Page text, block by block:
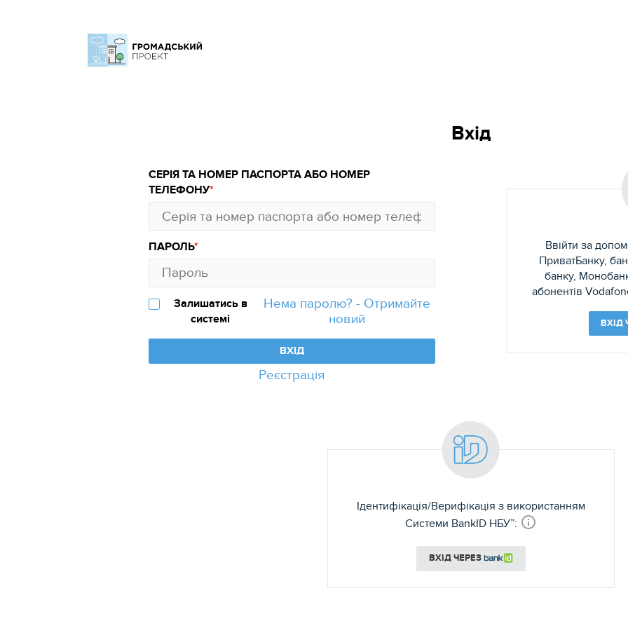
Вхід
СЕРІЯ ТА НОМЕР ПАСПОРТА АБО НОМЕР
ТЕЛЕФОНУ
ПАРОЛЬ
Залишатись в
системi
Нема паролю? - Отримайте
новий
ВХІД
Реєстрація
Ввійти за
ПриватБанку,
банку,
абонентів
ВХІД
Ідентифікація/Верифікація з використанням
Системи BankID НБУ”:
ВХІД ЧЕРЕЗ